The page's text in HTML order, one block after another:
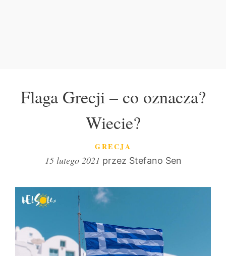
Flaga Grecji – co oznacza?
Wiecie?
KATEGORIE
GRECJA
15 lutego 2021 przez Stefano Sen